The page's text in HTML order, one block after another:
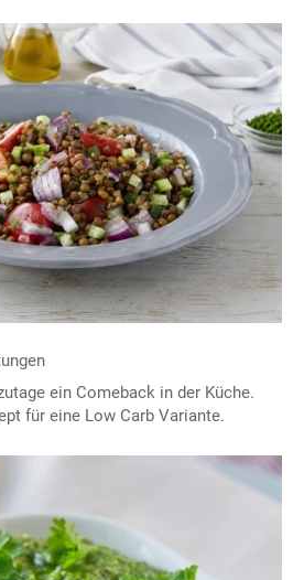
ein Comeback in der Küche.
für eine Low Carb Variante.